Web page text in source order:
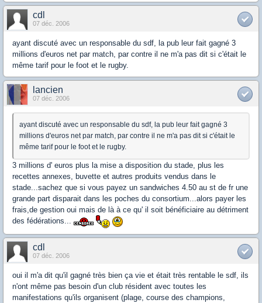
cdl
07 déc. 2006
ayant discuté avec un responsable du sdf, la pub leur fait gagné 3
millions d'euros net par match, par contre il ne m'a pas dit si c'était le
même tarif pour le foot et le rugby.
lancien
07 déc. 2006
ayant discuté avec un responsable du sdf, la pub leur fait gagné 3
millions d'euros net par match, par contre il ne m'a pas dit si c'était le
même tarif pour le foot et le rugby.
3 millions d' euros plus la mise a disposition du stade, plus les
recettes annexes, buvette et autres produits vendus dans le
stade...sachez que si vous payez un sandwiches 4.50 au st de fr une
grande part disparait dans les poches du consortium...alors payer les
frais,de gestion oui mais de là à ce qu' il soit bénéficiaire au détriment
des fédérations...
cdl
07 déc. 2006
oui il m'a dit qu'il gagné très bien ça vie et était très rentable le sdf, ils
n'ont même pas besoin d'un club résident avec toutes les
manifestations qu'ils organisent (plage, course des champions,